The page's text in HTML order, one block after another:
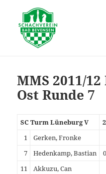
MMS 2011/
Ost Runde 7
SC Turm Lüneburg V
1
Gerken, Fronke
7
Hedenkamp, Bastian
11
Akkuzu, Can